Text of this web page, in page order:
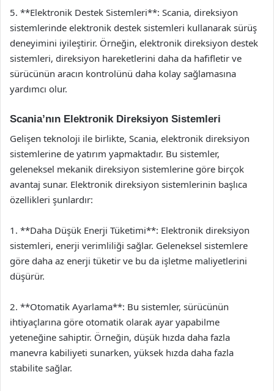
5. **Elektronik Destek Sistemleri**: Scania, direksiyon
sistemlerinde elektronik destek sistemleri kullanarak sürüş
deneyimini iyileştirir. Örneğin, elektronik direksiyon destek
sistemleri, direksiyon hareketlerini daha da hafifletir ve
sürücünün aracın kontrolünü daha kolay sağlamasına
yardımcı olur.
Scania’nın Elektronik Direksiyon Sistemleri
Gelişen teknoloji ile birlikte, Scania, elektronik direksiyon
sistemlerine de yatırım yapmaktadır. Bu sistemler,
geleneksel mekanik direksiyon sistemlerine göre birçok
avantaj sunar. Elektronik direksiyon sistemlerinin başlıca
özellikleri şunlardır:
1. **Daha Düşük Enerji Tüketimi**: Elektronik direksiyon
sistemleri, enerji verimliliği sağlar. Geleneksel sistemlere
göre daha az enerji tüketir ve bu da işletme maliyetlerini
düşürür.
2. **Otomatik Ayarlama**: Bu sistemler, sürücünün
ihtiyaçlarına göre otomatik olarak ayar yapabilme
yeteneğine sahiptir. Örneğin, düşük hızda daha fazla
manevra kabiliyeti sunarken, yüksek hızda daha fazla
stabilite sağlar.